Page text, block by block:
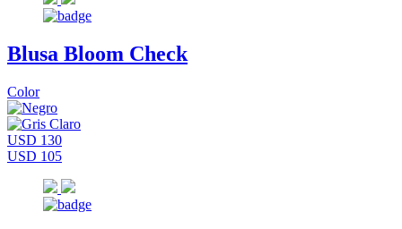
Blusa Bloom Check
Color
USD 130
USD 105